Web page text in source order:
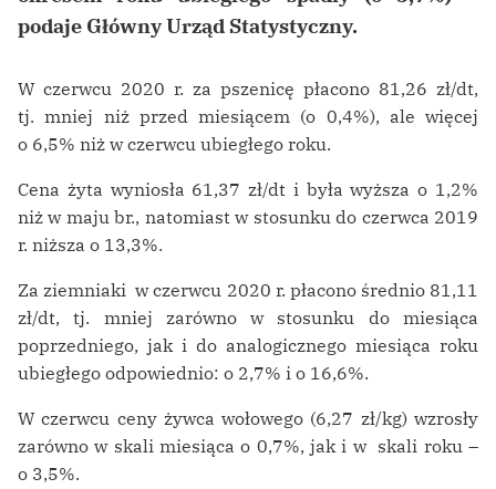
podaje Główny Urząd Statystyczny.
W czerwcu 2020 r. za pszenicę płacono 81,26 zł/dt,
tj. mniej niż przed miesiącem (o 0,4%), ale więcej
o 6,5% niż w czerwcu ubiegłego roku.
Cena żyta wyniosła 61,37 zł/dt i była wyższa o 1,2%
niż w maju br., natomiast w stosunku do czerwca 2019
r. niższa o 13,3%.
Za ziemniaki w czerwcu 2020 r. płacono średnio 81,11
zł/dt, tj. mniej zarówno w stosunku do miesiąca
poprzedniego, jak i do analogicznego miesiąca roku
ubiegłego odpowiednio: o 2,7% i o 16,6%.
W czerwcu ceny żywca wołowego (6,27 zł/kg) wzrosły
zarówno w skali miesiąca o 0,7%, jak i w skali roku –
o 3,5%.